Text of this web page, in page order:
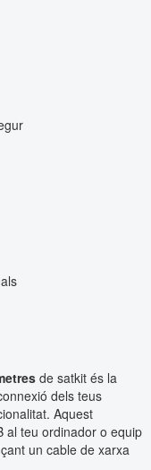
de satkit és la
dels teus
Aquest
al teu ordinador o equip
un cable de xarxa